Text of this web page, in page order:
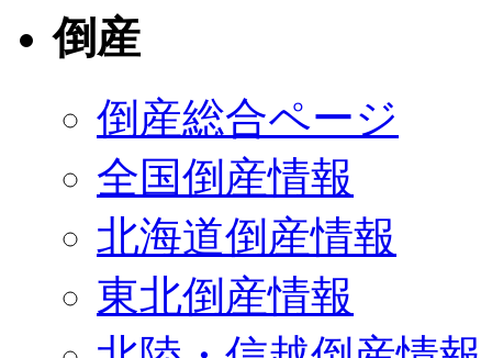
倒産
倒産総合ページ
全国倒産情報
北海道倒産情報
東北倒産情報